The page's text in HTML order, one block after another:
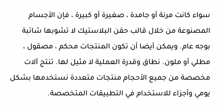
سواء كانت مرنة أو جامدة ، صغيرة أو كبيرة ، فإن الأجسام
المصنوعة من خلال قالب حقن البلاستيك لا تشوبها شائبة
بوجه عام. ويمكن أيضا أن تكون المنتجات محكم ، مصقول ،
مطلي أو ملون. نطاق وقدرة العملية لا مثيل لها. تنتج آلات
مخصصة من جميع الأحجام منتجات متعددة نستخدمها بشكل
يومي وأجزاء للاستخدام في التطبيقات المتخصصة.